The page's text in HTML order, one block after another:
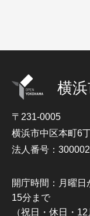
横
〒231-0005
横浜市中区本町6
法人番号：
開庁時間：月曜
15分まで
（祝日・休日・